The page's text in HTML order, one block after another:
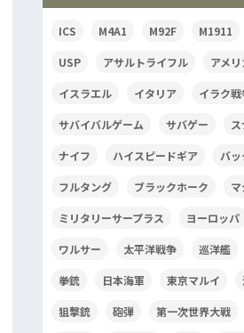
ICS M4A1 M92F M1911
USP アサルトライフル アメリ
イスラエル イタリア イラク戦
サバイバルゲーム サバゲー
ナイフ ハイスピードギア バッ
フルタング ブラックホーク
ミリタリーサープラス ヨーロッパ
ワルサー 太平洋戦争 巡洋艦
拳銃 日本海軍 東京マルイ
狙撃銃 砲弾 第一次世界大戦